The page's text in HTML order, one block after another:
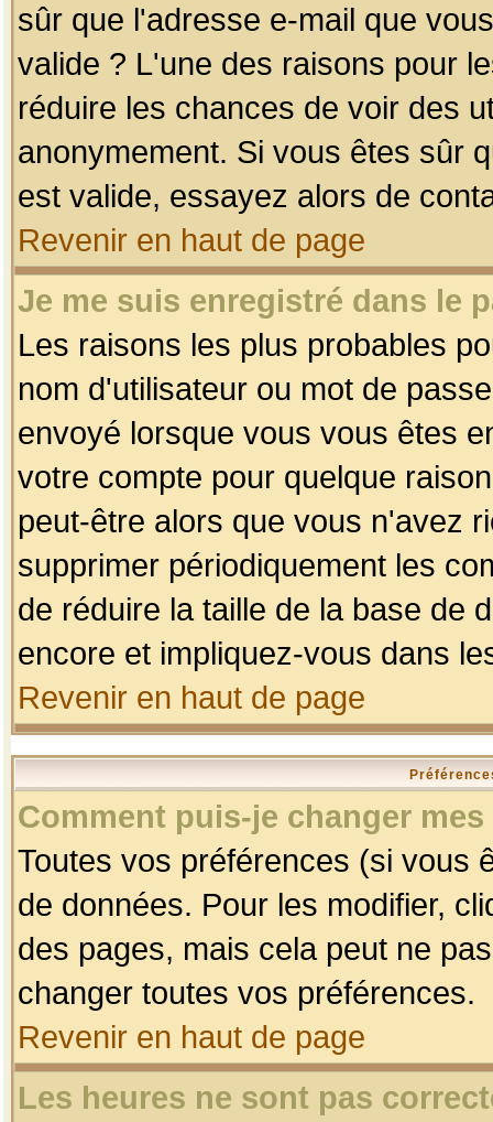
sûr que l'adresse e-mail que
valide ? L'une des raisons pour
réduire les chances de voir des
anonymement. Si vous êtes sûr
est valide, essayez alors de
Revenir en haut de page
Je me suis enregistré dans le
Les raisons les plus probables
nom d'utilisateur ou mot de
envoyé lorsque vous vous êtes
votre compte pour quelque
peut-être alors que vous n'avez
supprimer périodiquement les
de réduire la taille de la base de
encore et impliquez-vous dans
Revenir en haut de page
Comment puis-je changer
Toutes vos préférences (si vous
de données. Pour les modifier,
des pages, mais cela peut ne
changer toutes vos préférences.
Revenir en haut de page
Les heures ne sont pas